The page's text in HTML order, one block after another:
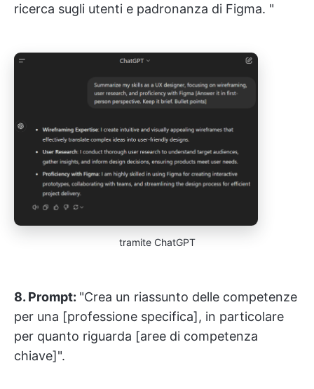
ricerca sugli utenti e padronanza di Figma. "
tramite ChatGPT
8. Prompt: "Crea un riassunto delle competenze
per una [professione specifica], in particolare
per quanto riguarda [aree di competenza
chiave]".